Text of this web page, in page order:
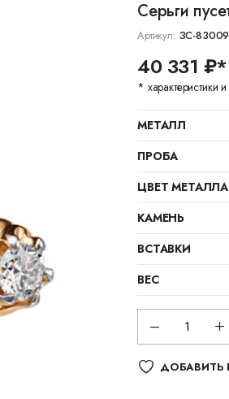
Серьги
Артикул: ЗС-83009
40 331 ₽*
* характеристики
МЕТАЛЛ
ПРОБА
ЦВЕТ МЕТАЛЛА
КАМЕНЬ
ВСТАВКИ
ВЕС
ДОБАВИТЬ